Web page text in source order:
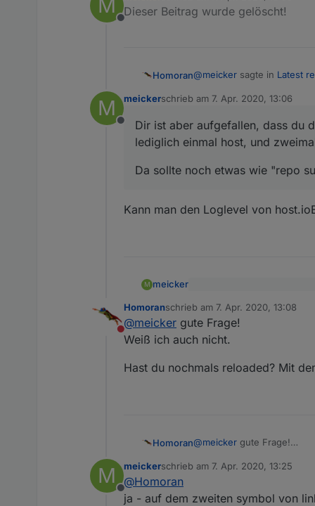
M
Offline
Dieser Beitrag wurde gelöscht!
Homoran@meicker sagte in Latest
kommt das:
ok - so kommt es leider
meicker sagte in Latest
Bei dieser repo: http://
M
Offline
meickerschrieb am 7. Apr. 2020, 13:06
zuletzt editiert von
Dir ist aber aufgefallen, dass du
lediglich einmal host, und
Da sollte noch etwas wie "repo
Kann man den Loglevel von
M meicker
lediglich einmal host, und
Da sollte noch etwas
Kann man den Loglevel
Nicht stören
Homoranschrieb am 7. Apr. 2020, 13:08
zuletzt editiert von
@meicker gute Frage!
Weiß ich auch nicht.
Hast du nochmals reloaded? Mit
Homoran@meicker gute Frage!
Hast du nochmals
M
Offline
meickerschrieb am 7. Apr. 2020, 13:25
zuletzt editiert von
@Homoran
ja - auf dem zweiten symbol von